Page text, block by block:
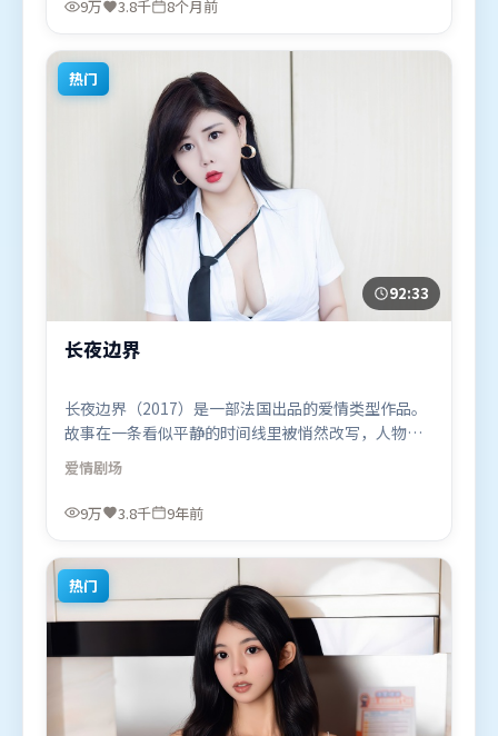
幻题材的观众观看。
9万 3.8千 8个月前
热门
92:33
长夜边界
长夜边界（2017）是一部法国出品的爱情类型作品。
故事在一条看似平静的时间线里被悄然改写，人物被
迫直面过去与现在的撕裂。叙事线索多线并进，最终
在关键节点收束。由王家卫执导，刘德华、段奕宏、
秦海璐，堺雅人等联袂出演。影片于2017年4月16日
观众观看。
爱情剧场
9万 3.8千 9年前
热门